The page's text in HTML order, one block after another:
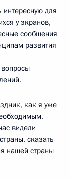
интересную для
у экранов,
сообщения
развития
как я уже
видели
сказать
нашей страны